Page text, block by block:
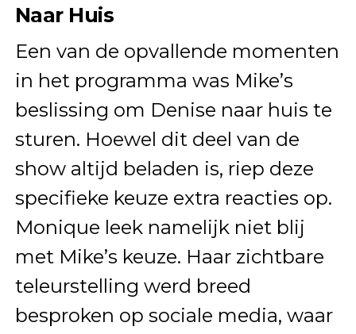
Naar Huis
Een van de opvallende momenten
in het programma was Mike’s
beslissing om Denise naar huis te
sturen. Hoewel dit deel van de
show altijd beladen is, riep deze
specifieke keuze extra reacties op.
Monique leek namelijk niet blij
met Mike’s keuze. Haar zichtbare
teleurstelling werd breed
besproken op sociale media, waar